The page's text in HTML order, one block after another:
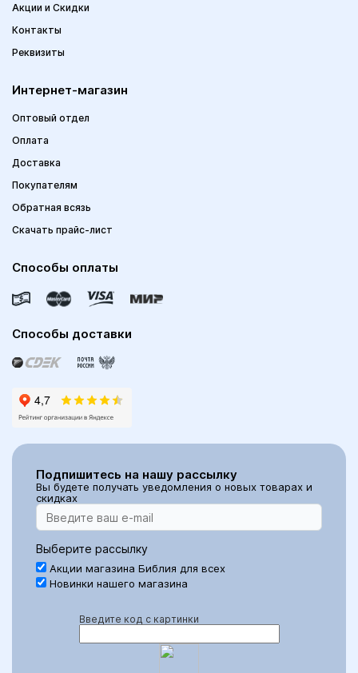
Акции и Скидки
Контакты
Реквизиты
Интернет-магазин
Оптовый отдел
Оплата
Доставка
Покупателям
Обратная всязь
Скачать прайс-лист
Способы оплаты
Способы доставки
Подпишитесь на нашу рассылку
Вы будете получать уведомления о новых товарах и
скидках
Выберите рассылку
Акции магазина Библия для всех
Новинки нашего магазина
Введите код с картинки